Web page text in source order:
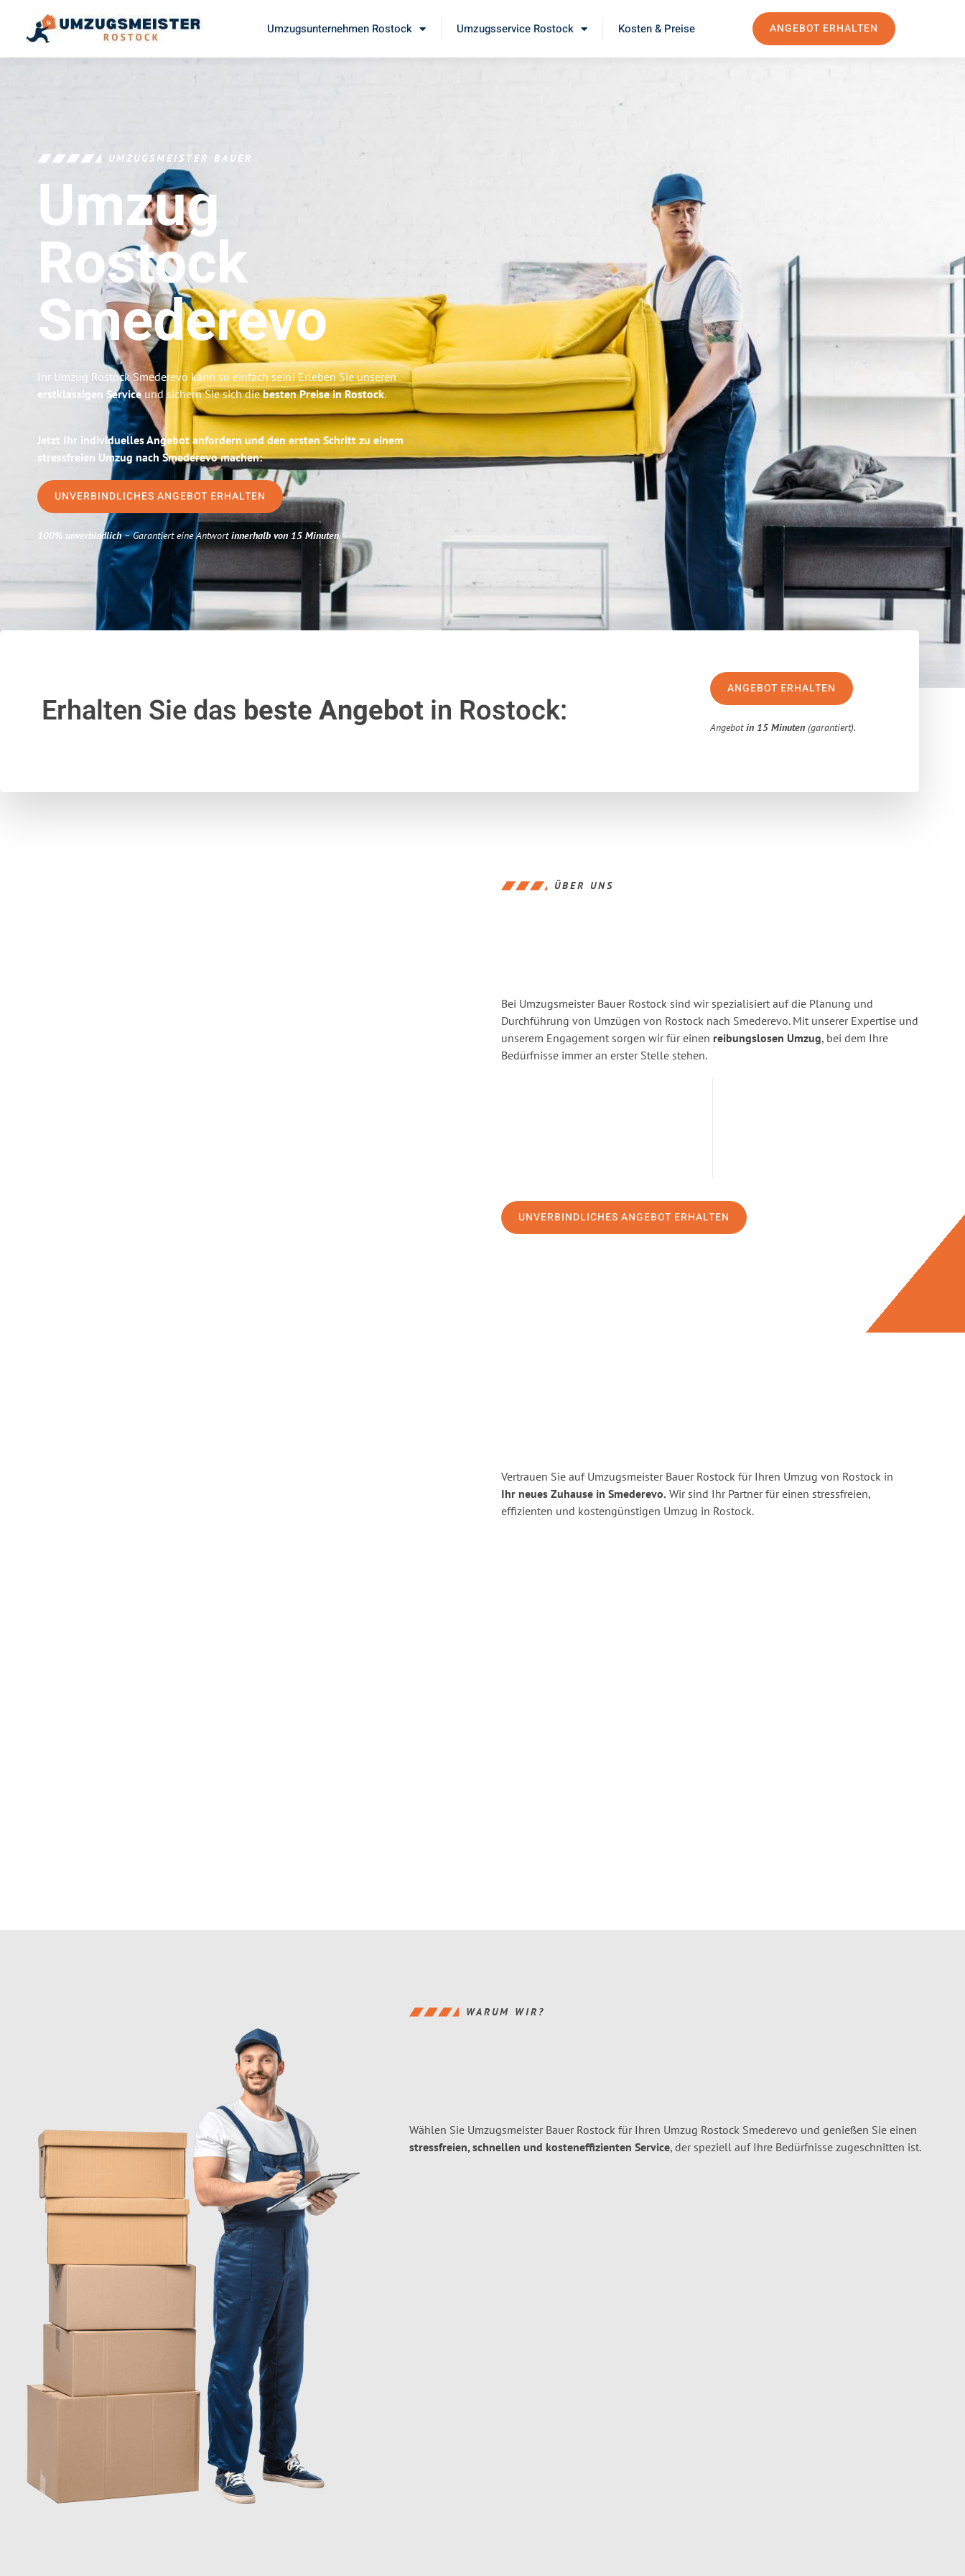
Umzugsunternehmen Rostock Umzugsservice Rostock Kosten & Preise ANGEBOT ERHALTEN
UMZUGSMEISTER BAUER
Umzug
Rostock
Smederevo
Ihr Umzug Rostock Smederevo kann so einfach sein! Erleben Sie unseren
erstklassigen Serviceund sichern Sie sich diebesten Preise in Rostock.
Jetzt Ihr individuelles Angebot anfordern und den ersten Schritt zu einem
stressfreien Umzug nach Smederevo machen:
UNVERBINDLICHES ANGEBOT ERHALTEN
100% unverbindlich– Garantiert eine Antwortinnerhalb von 15 Minuten.
Erhalten Sie das beste Angebotin Rostock:
ANGEBOT ERHALTEN
Angebotin 15 Minuten (garantiert).
ÜBER UNS
Bei Umzugsmeister Bauer Rostock sind wir spezialisiert auf die Planung und
Durchführung von Umzügen von Rostock nach Smederevo. Mit unserer Expertise und
unserem Engagement sorgen wir für einen reibungslosen Umzug, bei dem Ihre
Bedürfnisse immer an erster Stelle stehen.
UNVERBINDLICHES ANGEBOT ERHALTEN
Vertrauen Sie auf Umzugsmeister Bauer Rostock für Ihren Umzug von Rostock in
Ihr neues Zuhause in Smederevo. Wir sind Ihr Partner für einen stressfreien,
effizienten und kostengünstigen Umzug in Rostock.
WARUM WIR?
Wählen Sie Umzugsmeister Bauer Rostock für Ihren Umzug Rostock Smederevo und genießen Sie einen
stressfreien, schnellen und kosteneffizienten Service, der speziell auf Ihre Bedürfnisse zugeschnitten ist.